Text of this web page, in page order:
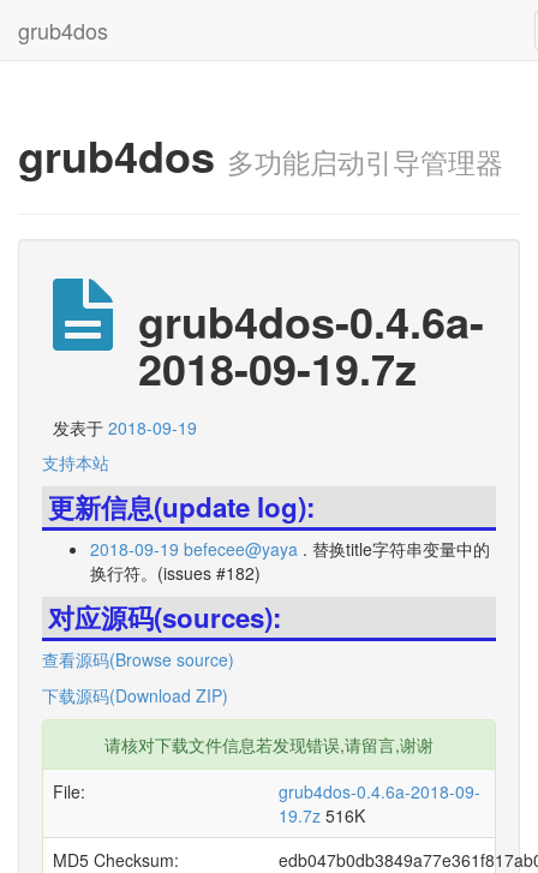
grub4dos
grub4dos 多功能启动引导管理器
grub4dos-0.4.6a-
2018-09-19.7z
发表于 2018-09-19
支持本站
更新信息(update log):
2018-09-19 befecee@yaya . 替换title字符串变量中的
换行符。(issues #182)
对应源码(sources):
查看源码(Browse source)
下载源码(Download ZIP)
请核对下载文件信息若发现错误,请留言,谢谢
File:
grub4dos-0.4.6a-2018-09-
19.7z 516K
MD5 Checksum: